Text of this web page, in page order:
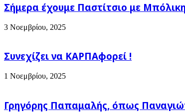
Σήμερα έχουμε Παστίτσιο με
3 Νοεμβρίου, 2025
Συνεχίζει να ΚΑΡΠΑφορεί !
1 Νοεμβρίου, 2025
Γρηγόρης Παπαμαλής, όπως